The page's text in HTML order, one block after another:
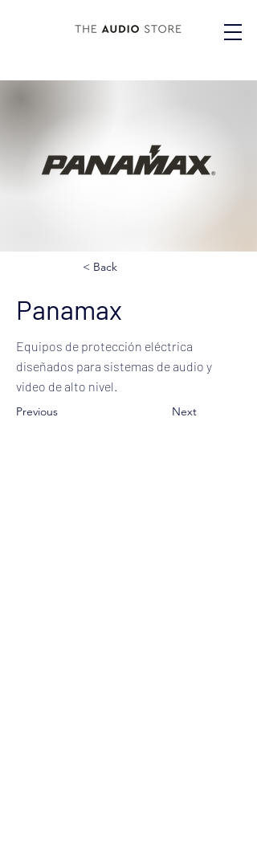
< Back
Panamax
Equipos de protección eléctrica
diseñados para sistemas de audio y
video de alto nivel.
Previous Next